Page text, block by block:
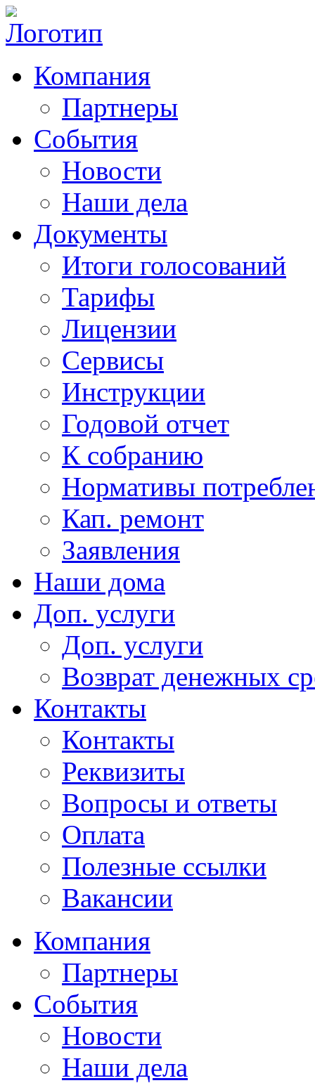
Компания
Партнеры
События
Новости
Наши дела
Документы
Итоги голосований
Тарифы
Лицензии
Сервисы
Инструкции
Годовой отчет
К собранию
Нормативы
Кап. ремонт
Заявления
Наши дома
Доп. услуги
Доп. услуги
Возврат денежных
Контакты
Контакты
Реквизиты
Вопросы и ответы
Оплата
Полезные ссылки
Вакансии
Компания
Партнеры
События
Новости
Наши дела